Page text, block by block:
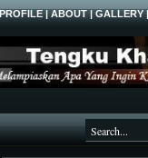
PROFILE|ABOUT|GALLERY